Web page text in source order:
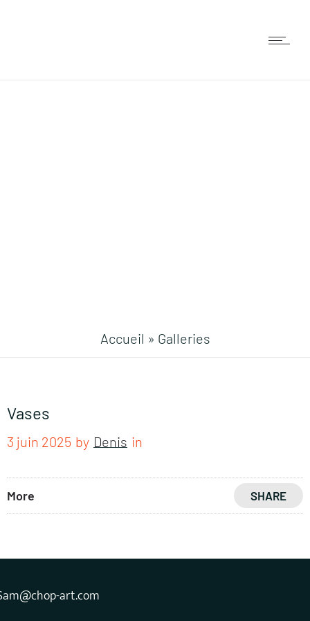
Accueil » Galleries
Vases
3 juin 2025 by Denis in
More SHARE
art.com